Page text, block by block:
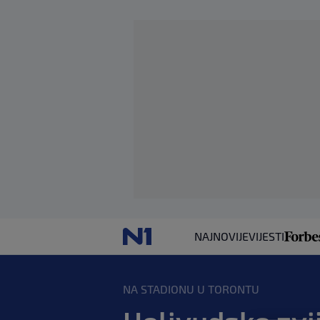
NAJNOVIJEVIJESTI
NA STADIONU U TORONTU